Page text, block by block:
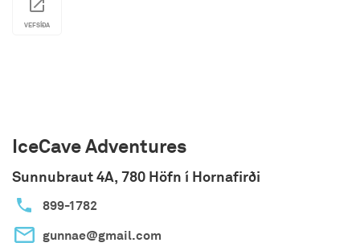
VEFSÍÐA
IceCave Adventures
Sunnubraut 4A, 780 Höfn í Hornafirði
899-1782
gunnae@gmail.com